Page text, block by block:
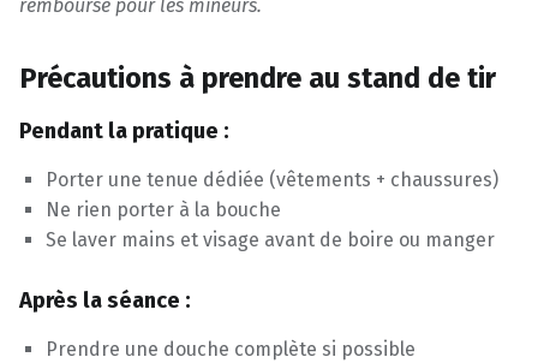
remboursé pour les mineurs.
Précautions à prendre au stand de tir
Pendant la pratique :
Porter une tenue dédiée (vêtements + chaussures)
Ne rien porter à la bouche
Se laver mains et visage avant de boire ou manger
Après la séance :
Prendre une douche complète si possible